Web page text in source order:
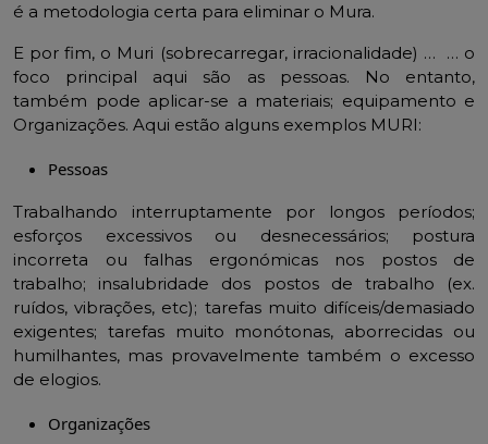
é a metodologia certa para eliminar o Mura.
E por fim, o Muri (sobrecarregar, irracionalidade) … … o
foco principal aqui são as pessoas. No entanto,
também pode aplicar-se a materiais; equipamento e
Organizações. Aqui estão alguns exemplos MURI:
Pessoas
Trabalhando interruptamente por longos períodos;
esforços excessivos ou desnecessários; postura
incorreta ou falhas ergonómicas nos postos de
trabalho; insalubridade dos postos de trabalho (ex.
ruídos, vibrações, etc); tarefas muito difíceis/demasiado
exigentes; tarefas muito monótonas, aborrecidas ou
humilhantes, mas provavelmente também o excesso
de elogios.
Organizações